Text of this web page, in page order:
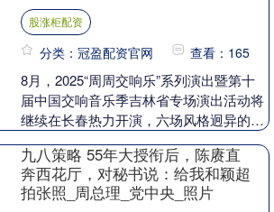
股涨柜配资
分类：冠盈配资官网 查看：165
8月，2025“周周交响乐”系列演出暨第十
届中国交响音乐季吉林省专场演出活动将
继续在长春热力开演，六场风格迥异的交
绎到跨省乐....
九八策略 55年大授衔后，陈赓直
奔西花厅，对秘书说：给我和颖超
拍张照_周总理_党中央_照片